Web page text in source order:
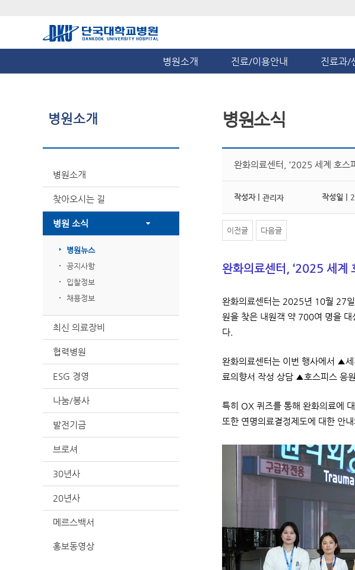
병원소개 진료/이용안내 진료과/
병원소개
병원소개
찾아오시는 길
병원 소식
병원뉴스
공지사항
입찰정보
채용정보
최신 의료장비
협력병원
ESG 경영
나눔/봉사
발전기금
브로셔
30년사
20년사
메르스백서
홍보동영상
병원소식
완화의료센터, ‘2025 세계 호스
작성자 | 관리자 작성일 |
이전글 다음글
완화의료센터, ‘2025 세계
완화의료센터는 2025년 10월 27일
원을 찾은 내원객 약 700여 명을 대
다.
완화의료센터는 이번 행사에서 ▲
료의향서 작성 상담 ▲호스피스 응
특히 OX 퀴즈를 통해 완화의료에
또한 연명의료결정제도에 대한 안